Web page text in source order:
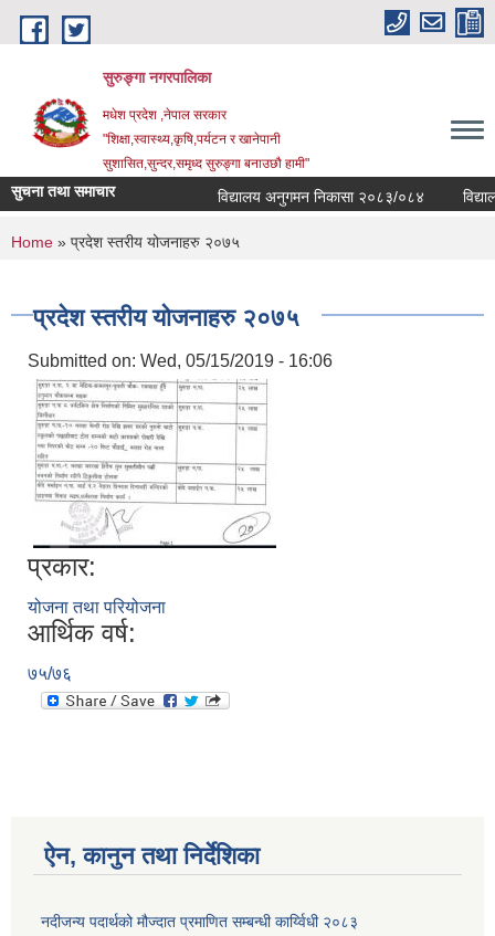
Skip to main content
सुरुङ्‍गा नगरपालिका
मधेश प्रदेश ,नेपाल सरकार
"शिक्षा,स्वास्थ्य,कृषि,पर्यटन र खानेपानी
सुशासित,सुन्दर,समृध्द सुरुङ्गा बनाउछौ हामी"
सुचना तथा समाचार विद्यालय अनुगमन निकासा २०८३/०८४
You are here
Home » प्रदेश स्तरीय योजनाहरु २०७५
प्रदेश स्तरीय योजनाहरु २०७५
Submitted on: Wed, 05/15/2019 - 16:06
प्रकार:
योजना तथा परियोजना
आर्थिक वर्ष:
७५/७६
ऐन, कानुन तथा निर्देशिका
नदीजन्य पदार्थको मौज्दात प्रमाणित सम्बन्धी कार्य्विधी २०८३